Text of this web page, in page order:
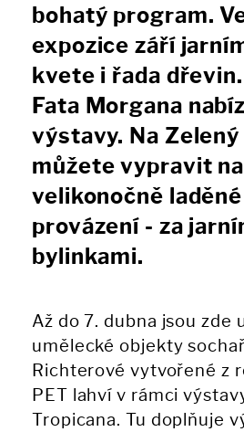
bohatý program.
expozice září
kvete i řada
Fata Morgana
výstavy. Na
můžete vypravit
velikonočně
provázení - za
bylinkami.
Až do 7. dubna jsou zde
umělecké objekty
Richterové vytvořené z
PET lahví v rámci
Tropicana. Tu doplňuje